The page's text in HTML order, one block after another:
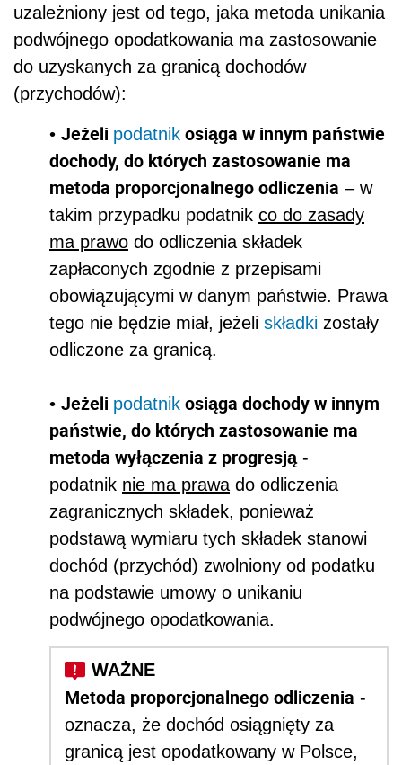
uzależniony jest od tego, jaka metoda unikania
podwójnego opodatkowania ma zastosowanie
do uzyskanych za granicą dochodów
(przychodów):
• Jeżeli podatnik osiąga w innym państwie
dochody, do których zastosowanie ma
metoda proporcjonalnego odliczenia – w
takim przypadku podatnik co do zasady
ma prawo do odliczenia składek
zapłaconych zgodnie z przepisami
obowiązującymi w danym państwie. Prawa
tego nie będzie miał, jeżeli składki zostały
odliczone za granicą.
• Jeżeli podatnik osiąga dochody w innym
państwie, do których zastosowanie ma
metoda wyłączenia z progresją -
podatnik nie ma prawa do odliczenia
zagranicznych składek, ponieważ
podstawą wymiaru tych składek stanowi
dochód (przychód) zwolniony od podatku
na podstawie umowy o unikaniu
podwójnego opodatkowania.
Metoda proporcjonalnego odliczenia -
oznacza, że dochód osiągnięty za
granicą jest opodatkowany w Polsce,